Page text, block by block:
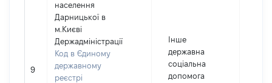
9
населення
Дарницької в
м.Києві
Держадміністрації
Код в Єдиному
державному
реєстрі
Інше
державна
соціальна
допомога